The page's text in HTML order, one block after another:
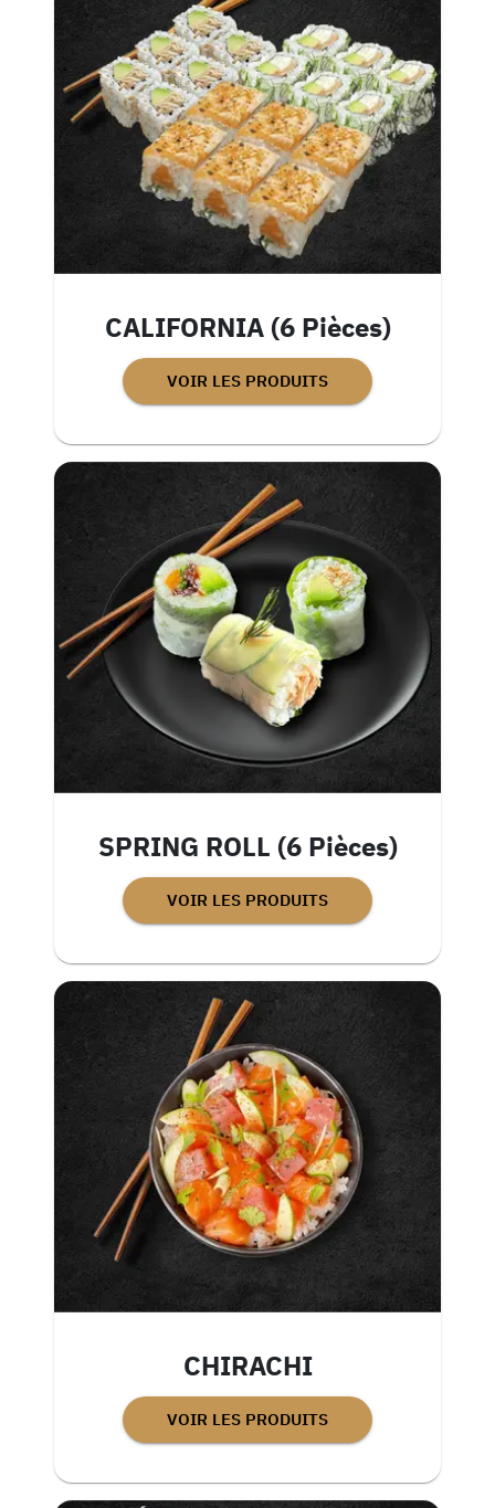
CALIFORNIA (6 Pièces)
VOIR LES PRODUITS
SPRING ROLL (6 Pièces)
VOIR LES PRODUITS
CHIRACHI
VOIR LES PRODUITS